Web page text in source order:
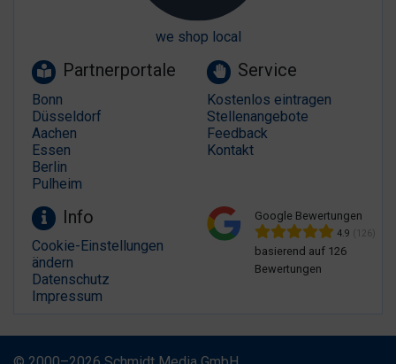
we shop local
Partnerportale
Bonn
Düsseldorf
Aachen
Essen
Berlin
Pulheim
Service
Kostenlos eintragen
Stellenangebote
Feedback
Kontakt
Info
Cookie-Einstellungen
ändern
Datenschutz
Impressum
Google Bewertungen
4.9 (126)
basierend auf 126
Bewertungen